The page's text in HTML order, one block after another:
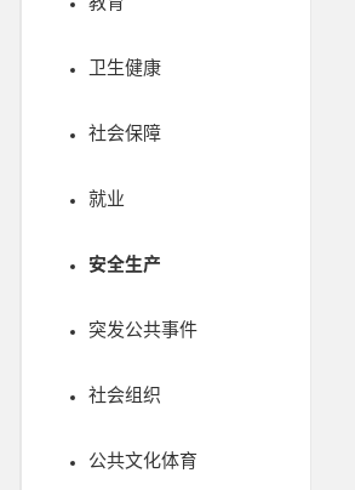
卫生健康
社会保障
就业
安全生产
突发公共事件
社会组织
公共文化体育